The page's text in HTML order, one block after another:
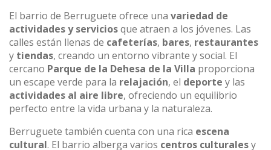
El barrio de Berruguete ofrece una variedad de
actividades y serviciosque atraen a los jóvenes. Las
calles están llenas de cafeterías, bares, restaurantes
y tiendas, creando un entorno vibrante y social. El
cercano Parque de la Dehesa de la Villa proporciona
un escape verde para la relajación, el deporte y las
actividades al aire libre, ofreciendo un equilibrio
perfecto entre la vida urbana y la naturaleza.
Berruguete también cuenta con una rica escena
cultural. El barrio alberga varios centros culturalesy